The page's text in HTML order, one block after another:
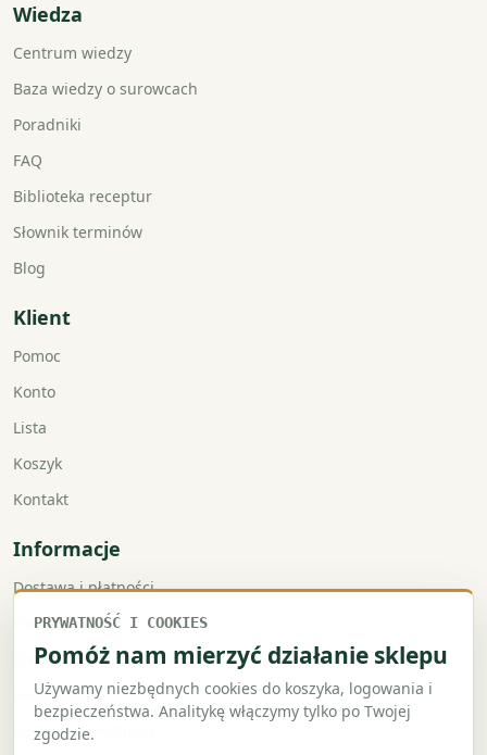
Wiedza
Centrum wiedzy
Baza wiedzy o surowcach
Poradniki
FAQ
Biblioteka receptur
Słownik terminów
Blog
Klient
Pomoc
Konto
Lista
Koszyk
Kontakt
Informacje
Dostawa i płatności
Faktury VAT
Zwroty i reklamacje
Regulamin
Polityka prywatności
PRYWATNOŚĆ I COOKIES
Pomóż nam mierzyć działanie sklepu
Używamy niezbędnych cookies do koszyka, logowania i
bezpieczeństwa. Analitykę włączymy tylko po Twojej
zgodzie.